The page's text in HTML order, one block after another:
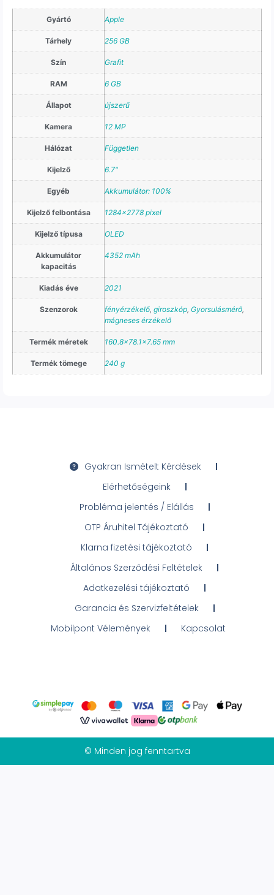
Gyártó Apple
Tárhely 256 GB
Szín Grafit
RAM 6 GB
Állapot újszerű
Kamera 12 MP
Hálózat Független
Kijelző 6.7"
Egyéb Akkumulátor: 100%
Kijelző felbontása 1284×2778 pixel
Kijelző típusa OLED
Akkumulátor
kapacitás
4352 mAh
Kiadás éve 2021
Szenzorok fényérzékelő, giroszkóp, Gyorsulásmérő,
mágneses érzékelő
Termék méretek 160.8×78.1×7.65 mm
Termék tömege 240 g
Gyakran Ismételt Kérdések
Elérhetőségeink
Probléma jelentés / Elállás
OTP Áruhitel Tájékoztató
Klarna fizetési tájékoztató
Általános Szerződési Feltételek
Adatkezelési tájékoztató
Garancia és Szervizfeltételek
Mobilpont Vélemények
Kapcsolat
© Minden jog fenntartva